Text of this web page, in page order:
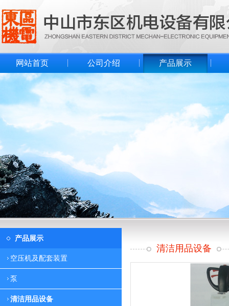
网站首页 公司介绍 产品展示
产品展示
空压机及配套装置
泵
清洁用品设备
清洁用品设备